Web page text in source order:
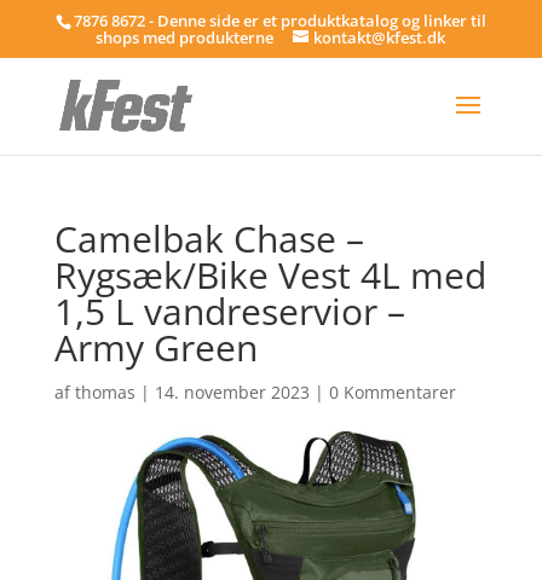
7876 8672 - Denne side er et produktkatalog og linker til
shops med produkterne kontakt@kfest.dk
Camelbak Chase –
Rygsæk/Bike Vest 4L med
1,5 L vandreservior –
Army Green
afthomas | 14. november 2023 | 0 Kommentarer